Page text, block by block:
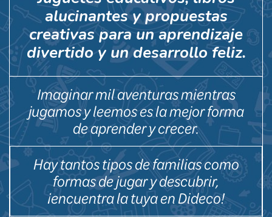
alucinantes y propuestas
creativas para un aprendizaje
divertido y un desarrollo feliz.
Imaginar mil aventuras mientras
jugamos y leemos es la mejor forma
de aprender y crecer.
Hay tantos tipos de familias como
formas de jugar y descubrir,
¡encuentra la tuya en Dideco!